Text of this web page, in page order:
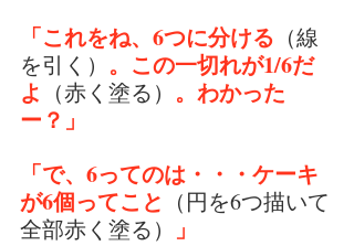
「これをね、6つに分ける （線
を引く） 。この一切れが1/6だ
よ （赤く塗る） 。わかった
ー？」
「で、6ってのは・・・ケーキ
が6個ってこと （円を6つ描いて
全部赤く塗る） 」